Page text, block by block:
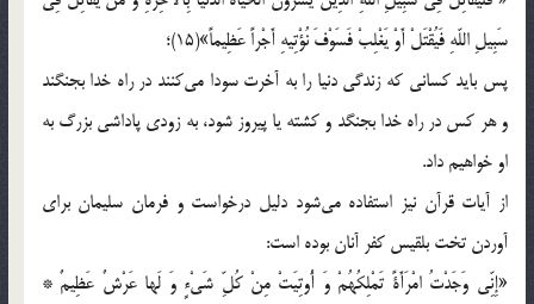
سَبِیلِ اللّهِ فَیُقْتَلْ أَوْ یَغْلِبْ فَسَوْفَ نُؤْتِیهِ أَجْراً عَظِیماً»(15)؛
پس باید کسانی که زندگی دنیا را به آخرت سودا می‌کنند در راه خدا بجنگند
و هر کس در راه خدا بجنگد و کشته یا پیروز شود، به زودی پاداشی بزرگ به
او خواهیم داد.
از آیات قرآن نیز استفاده می‌شود دلیل درخواست و فرمان سلیمان برای
آوردن تخت بلقیس کفر آنان بوده است:
«إِنِّی وَجَدْتُ امْرَأَةً تَمْلِکُهُمْ وَ أُوتِیَتْ مِنْ کُلِّ شَیْ‌ءٍ وَ لَها عَرْشٌ عَظِیمٌ *